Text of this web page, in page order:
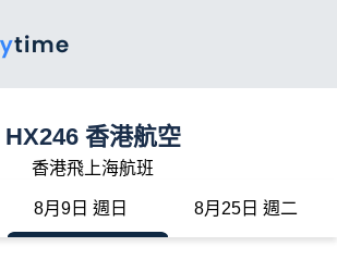
HX246 香港航空
香港飛上海航班
8月9日 週日 8月25日 週二